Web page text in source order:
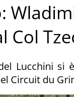
Col
Lucchini si
Circuit du